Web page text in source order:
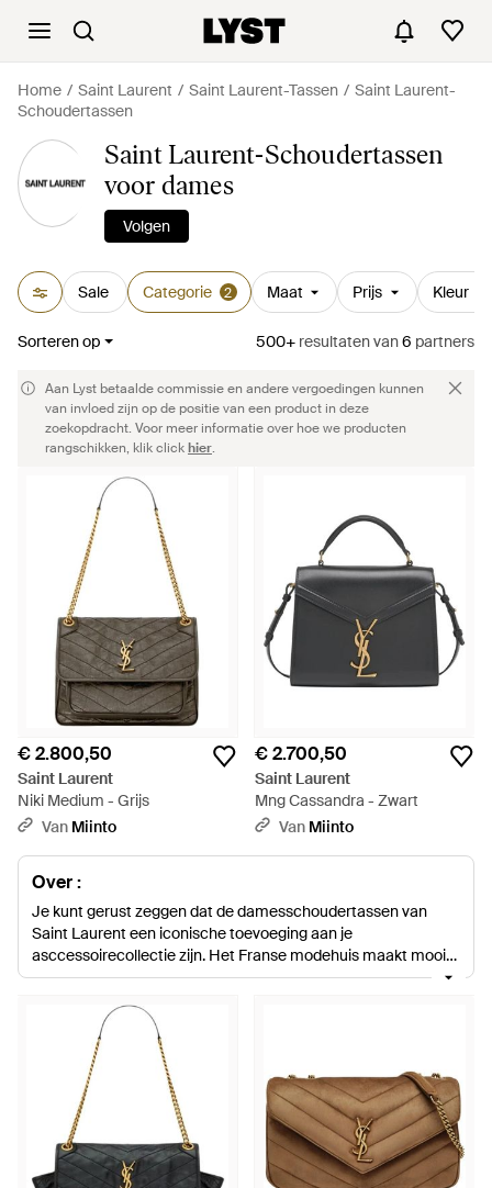
Home Saint Laurent Saint Laurent-Tassen
Saint Laurent-
Schoudertassen
Saint Laurent-Schoudertassen
voor dames
Volgen
Sale Categorie 2 Maat Prijs Kleur
Sorteren op 500+ resultatenvan6 partners
Aan Lyst betaalde commissie en andere vergoedingen kunnen
van invloed zijn op de positie van een product in deze
zoekopdracht. Voor meer informatie over hoe we producten
rangschikken, klik clickhier.
€ 2.800,50
Saint Laurent
Niki Medium - Grijs
Van Miinto
€ 2.700,50
Saint Laurent
Mng Cassandra - Zwart
Van Miinto
Over :
Je kunt gerust zeggen dat de damesschoudertassen van
Saint Laurent een iconische toevoeging aan je
asccessoirecollectie zijn. Het Franse modehuis maakt mooie,
elegante handtassen die nooit uit de mode raken en die een
gewatteerde leren schoudertassen met monogramdetails tot
signature modellen zoals de Kate, LouLou en Blogger-tassen,
de selectie bevat ieder seizoen klassieke en nieuwe modellen.